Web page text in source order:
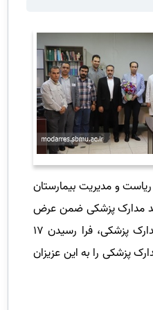
و مدیریت بیمارستان
مدارک پزشکی ضمن عرض
خداقوت به همکاران حوزه مدارک پزشکی، فرا رسیدن 17
پزشکی را به این عزیزان